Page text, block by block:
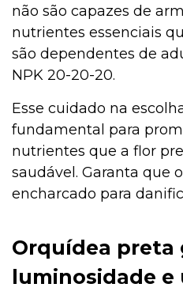
não são capazes de
nutrientes essenciais
são dependentes de
NPK 20-20-20.
Esse cuidado na
fundamental para
nutrientes que a flor
saudável. Garanta que
encharcado para
Orquídea preta
luminosidade e